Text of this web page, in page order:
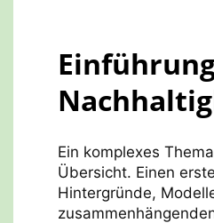
Ein komplexes
Übersicht. Einen
Hintergründe,